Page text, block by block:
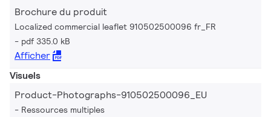
Brochure du produit
Localized commercial leaflet 910502500096 fr_FR
pdf 335.0 kB
Afficher
Visuels
Product-Photographs-910502500096_EU
Ressources multiples